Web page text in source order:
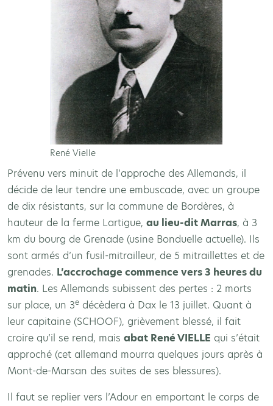
René Vielle
Prévenu vers minuit de l’approche des Allemands, il
décide de leur tendre une embuscade, avec un groupe
de dix résistants, sur la commune de Bordères, à
hauteur de la ferme Lartigue, au lieu-dit Marras, à 3
km du bourg de Grenade (usine Bonduelle actuelle). Ils
sont armés d’un fusil-mitrailleur, de 5 mitraillettes et de
grenades. L’accrochage commence vers 3 heures du
matin. Les Allemands subissent des pertes : 2 morts
sur place, un 3e décèdera à Dax le 13 juillet. Quant à
leur capitaine (SCHOOF), grièvement blessé, il fait
croire qu’il se rend, mais abat René VIELLE qui s’était
approché (cet allemand mourra quelques jours après à
Mont-de-Marsan des suites de ses blessures).
Il faut se replier vers l’Adour en emportant le corps de